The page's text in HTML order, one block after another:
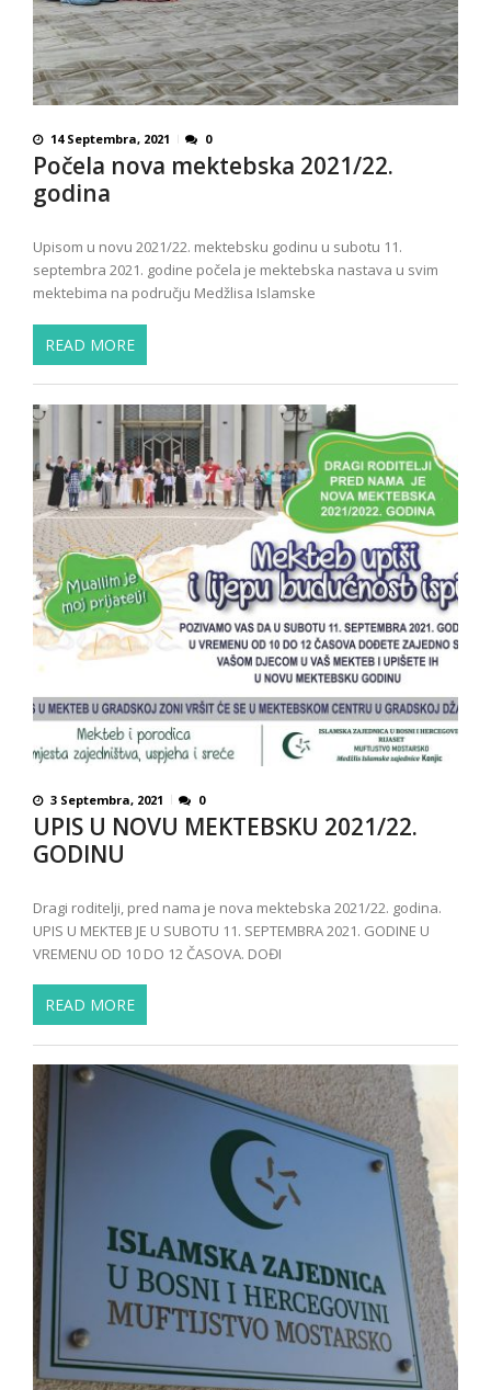
14 Septembra, 2021 0
Počela nova mektebska 2021/22.
godina
Upisom u novu 2021/22. mektebsku godinu u subotu 11.
septembra 2021. godine počela je mektebska nastava u svim
mektebima na području Medžlisa Islamske
READ MORE
3 Septembra, 2021 0
UPIS U NOVU MEKTEBSKU 2021/22.
GODINU
Dragi roditelji, pred nama je nova mektebska 2021/22. godina.
UPIS U MEKTEB JE U SUBOTU 11. SEPTEMBRA 2021. GODINE U
VREMENU OD 10 DO 12 ČASOVA. DOĐI
READ MORE